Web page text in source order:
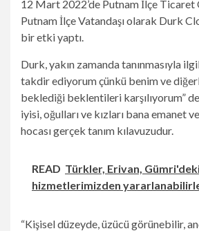
12 Mart 2022’de Putnam İlçe Ticaret
Putnam İlçe Vatandaşı olarak Durk
bir etki yaptı.
Durk, yakın zamanda tanınmasıyla
takdir ediyorum çünkü benim ve
beklediği beklentileri karşılıyorum”
iyisi, oğulları ve kızları bana emanet
hocası gerçek tanım kılavuzudur.
READ Türkler, Erivan,
hizmetlerimizden
“Kişisel düzeyde, üzücü görünebilir,